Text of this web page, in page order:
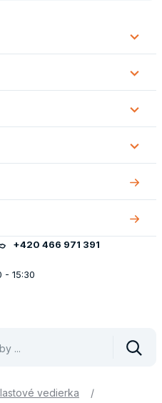
o
O
nás
+420 466 971 391
- 15:30
vedierka
/